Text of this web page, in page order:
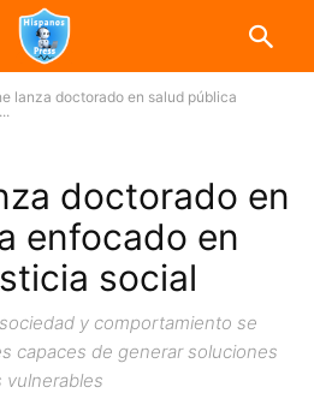
lanza doctorado en salud pública
doctorado en
enfocado en
social
y comportamiento se
capaces de generar soluciones
vulnerables